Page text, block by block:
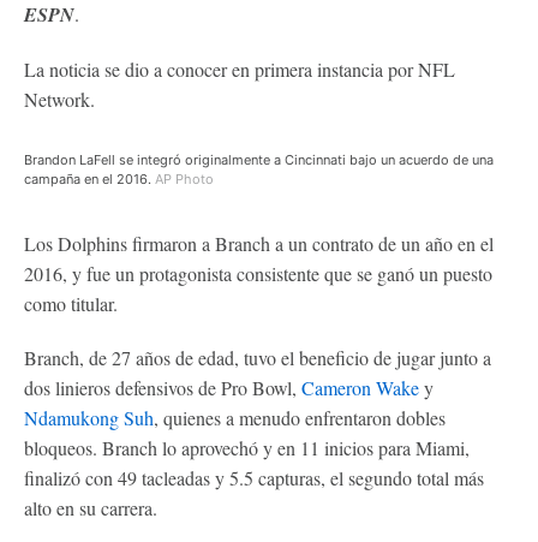
ESPN.
La noticia se dio a conocer en primera instancia por NFL
Network.
Brandon LaFell se integró originalmente a Cincinnati bajo un acuerdo de una
campaña en el 2016. AP Photo
Los Dolphins firmaron a Branch a un contrato de un año en el
2016, y fue un protagonista consistente que se ganó un puesto
como titular.
Branch, de 27 años de edad, tuvo el beneficio de jugar junto a
dos linieros defensivos de Pro Bowl, Cameron Wakey
Ndamukong Suh, quienes a menudo enfrentaron dobles
bloqueos. Branch lo aprovechó y en 11 inicios para Miami,
finalizó con 49 tacleadas y 5.5 capturas, el segundo total más
alto en su carrera.